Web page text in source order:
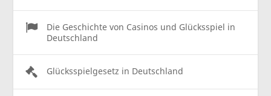
Die Geschichte von Casinos und Glücksspiel in
Deutschland
Glücksspielgesetz in Deutschland